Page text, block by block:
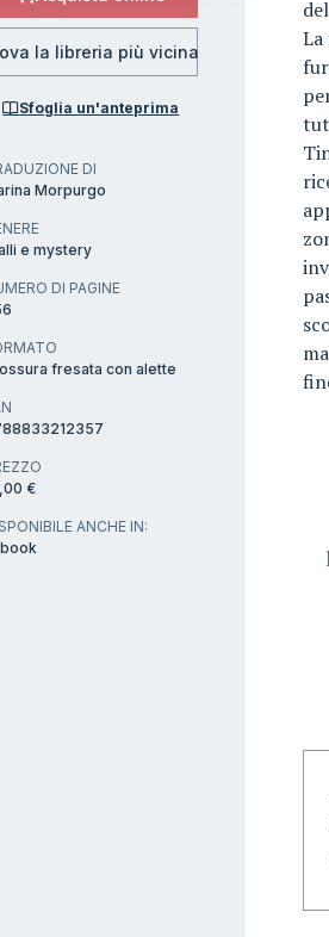
la libreria più vicina
Sfoglia un'anteprima
DI
Morpurgo
e mystery
DI PAGINE
fresata con alette
€
ANCHE IN: